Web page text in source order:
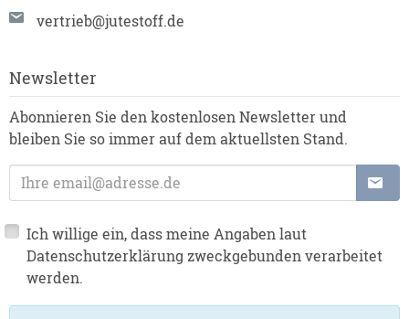
vertrieb@jutestoff.de
Newsletter
Abonnieren Sie den kostenlosen Newsletter und
bleiben Sie so immer auf dem aktuellsten Stand.
E-Mailadresse
Ich willige ein, dass meine Angaben laut
Datenschutzerklärung zweckgebunden verarbeitet
werden.